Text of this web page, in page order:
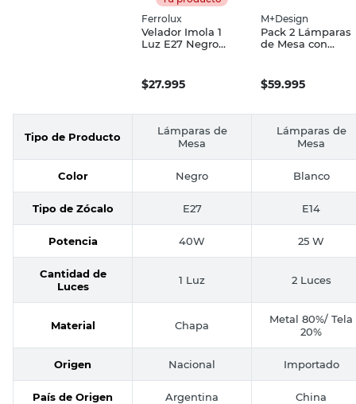
Ferrolux
Velador Imola 1
Luz E27 Negro
$27.995
M+Design
Pack 2 Lámparas
de Mesa con
M+Design
$59.995
Tipo de Producto
Lámparas de
Mesa
Lámparas de
Mesa
Color Negro Blanco
Tipo de Zócalo E27 E14
Potencia 40W 25 W
Cantidad de
Luces
1 Luz 2 Luces
Material Chapa
Metal 80%/ Tela
20%
Origen Nacional Importado
País de Origen Argentina China